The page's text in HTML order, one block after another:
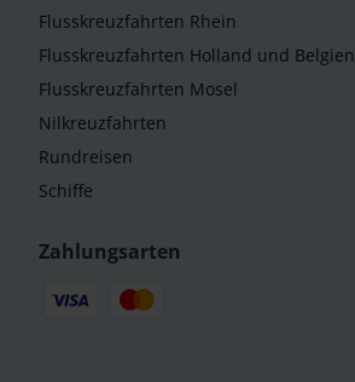
Flusskreuzfahrten Rhein
Flusskreuzfahrten Holland und Belgien
Flusskreuzfahrten Mosel
Nilkreuzfahrten
Rundreisen
Schiffe
Zahlungsarten